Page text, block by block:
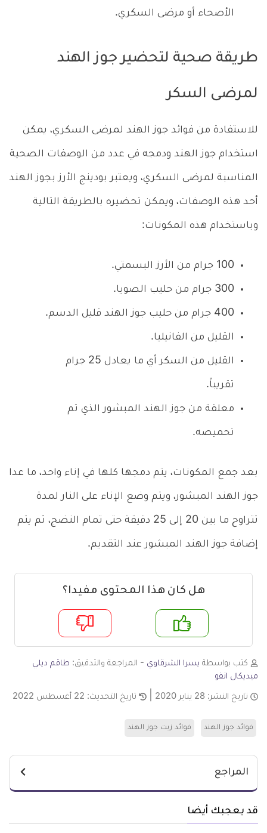
الأصحاء أو مرضى السكري.
طريقة صحية لتحضير جوز الهند
لمرضى السكر
للاستفادة من فوائد جوز الهند لمرضى السكري، يمكن
استخدام جوز الهند ودمجه في عدد من الوصفات الصحية
المناسبة لمرضى السكري، ويعتبر بودينج الأرز بجوز الهند
أحد هذه الوصفات، ويمكن تحضيره بالطريقة التالية
وباستخدام هذه المكونات:
100 جرام من الأرز البسمتي.
300 جرام من حليب الصويا.
400 جرام من حليب جوز الهند قليل الدسم.
القليل من الفانيليا.
القليل من السكر أي ما يعادل 25 جرام
تقريباً.
معلقة من جوز الهند المبشور الذي تم
تحميصه.
بعد جمع المكونات، يتم دمجها كلها في إناء واحد، ما عدا
جوز الهند المبشور، ويتم وضع الإناء على النار لمدة
تتراوح ما بين 20 إلى 25 دقيقة حتى تمام النضج، ثم يتم
إضافة جوز الهند المبشور عند التقديم.
هل كان هذا المحتوى مفيدا؟
لا
كتب بواسطة يسرا الشرقاوي - المراجعة والتدقيق: طاقم ديلي
ميديكال انفو
تاريخ النشر: 28 يناير 2020 تاريخ التحديث: 22 أغسطس 2022
فوائد جوز الهند فوائد زيت جوز الهند
المراجع
قد يعجبك أيضا